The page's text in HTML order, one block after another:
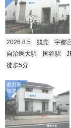
2026.8.5 競売 宇都
自治医大駅
国谷駅
徒歩5分